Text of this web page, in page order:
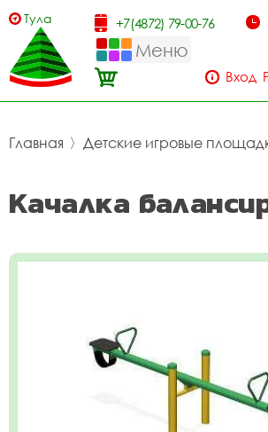
Тула +7(4872) 79-00-76
Меню
Вход
Главная 〉 Детские игровые
Качалка